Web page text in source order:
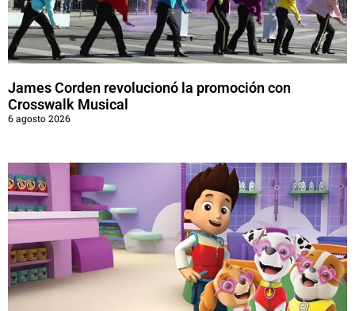
James Corden revolucionó la promoción con
Crosswalk Musical
6 agosto 2026